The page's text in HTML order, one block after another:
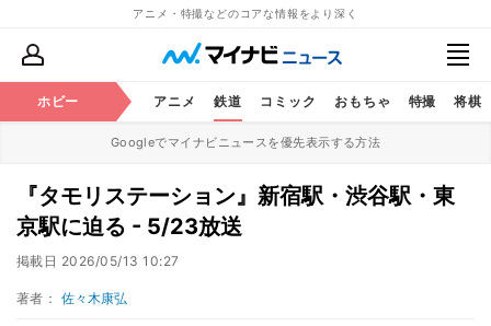
アニメ・特撮などのコアな情報をより深く
ホビー アニメ 鉄道 コミック おもちゃ 特撮 将棋
Googleでマイナビニュースを優先表示する方法
『タモリステーション』新宿駅・渋谷駅・東
京駅に迫る - 5/23放送
掲載日 2026/05/13 10:27
著者： 佐々木康弘